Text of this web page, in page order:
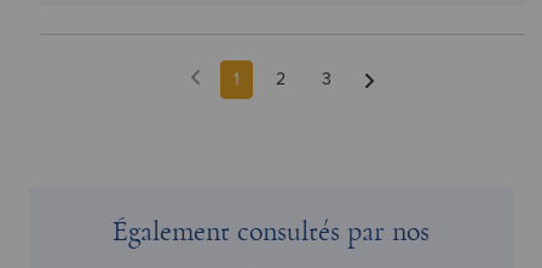
1 2 3
Également consultés par nos